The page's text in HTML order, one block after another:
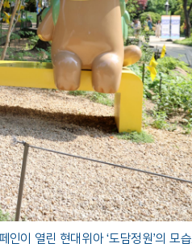
이 열린 현대위아 ‘도담정원’의 모습.